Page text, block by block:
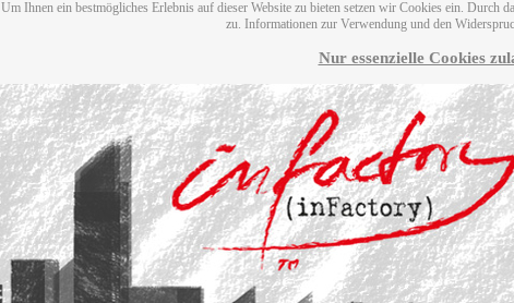
Um Ihnen ein bestmögliches Erlebnis auf dieser Website zu bieten setzen wir Cookies ein.
zu. Informationen zur Verwendung und den
Nur essenzielle Cookies